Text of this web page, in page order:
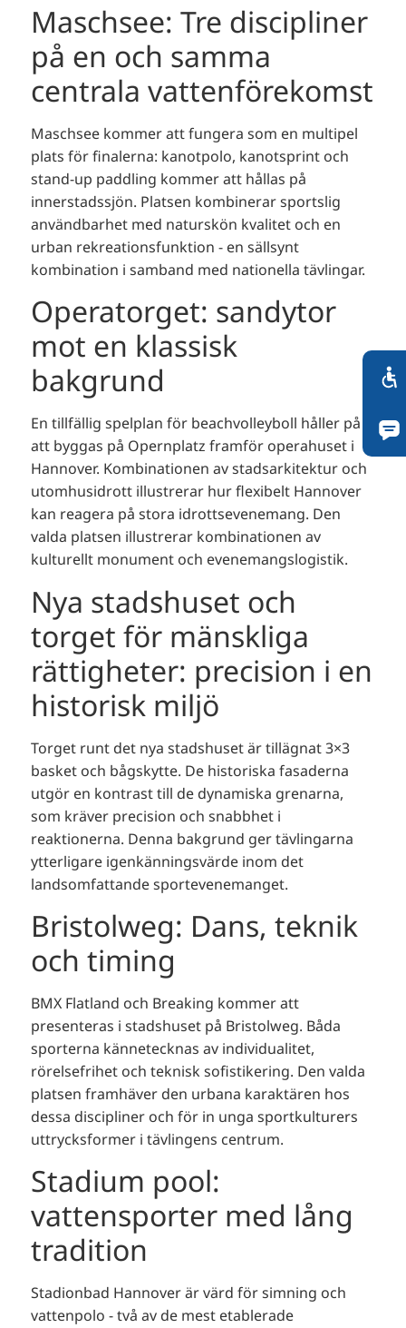
Maschsee: Tre discipliner
på en och samma
centrala vattenförekomst
Maschsee kommer att fungera som en multipel
plats för finalerna: kanotpolo, kanotsprint och
stand-up paddling kommer att hållas på
innerstadssjön. Platsen kombinerar sportslig
användbarhet med naturskön kvalitet och en
urban rekreationsfunktion - en sällsynt
kombination i samband med nationella tävlingar.
Operatorget: sandytor
mot en klassisk
bakgrund
En tillfällig spelplan för beachvolleyboll håller på
att byggas på Opernplatz framför operahuset i
Hannover. Kombinationen av stadsarkitektur och
utomhusidrott illustrerar hur flexibelt Hannover
kan reagera på stora idrottsevenemang. Den
valda platsen illustrerar kombinationen av
kulturellt monument och evenemangslogistik.
Nya stadshuset och
torget för mänskliga
rättigheter: precision i en
historisk miljö
Torget runt det nya stadshuset är tillägnat 3×3
basket och bågskytte. De historiska fasaderna
utgör en kontrast till de dynamiska grenarna,
som kräver precision och snabbhet i
reaktionerna. Denna bakgrund ger tävlingarna
ytterligare igenkänningsvärde inom det
landsomfattande sportevenemanget.
Bristolweg: Dans, teknik
och timing
BMX Flatland och Breaking kommer att
presenteras i stadshuset på Bristolweg. Båda
sporterna kännetecknas av individualitet,
rörelsefrihet och teknisk sofistikering. Den valda
platsen framhäver den urbana karaktären hos
dessa discipliner och för in unga sportkulturers
uttrycksformer i tävlingens centrum.
Stadium pool:
vattensporter med lång
tradition
Stadionbad Hannover är värd för simning och
vattenpolo - två av de mest etablerade